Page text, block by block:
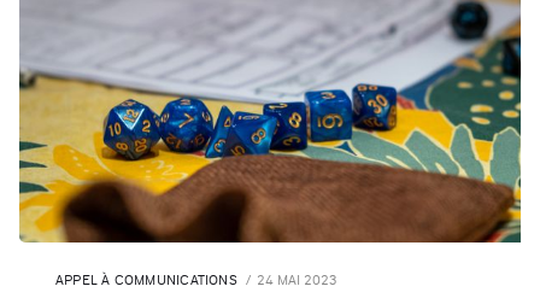
APPEL À COMMUNICATIONS 24 MAI 2023